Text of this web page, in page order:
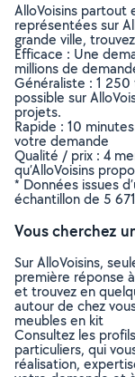
AlloVoisins partout
représentées sur
grande ville,
Efficace : Une
millions de
Généraliste : 1
possible sur
projets.
Rapide : 10
votre demande
Qualité / prix : 4
qu’AlloVoisins
* Données issues
échantillon de 5
Vous cherchez
Sur AlloVoisins,
première réponse
et trouvez en
autour de chez
meubles en kit
Consultez les
particuliers, qui
réalisation,